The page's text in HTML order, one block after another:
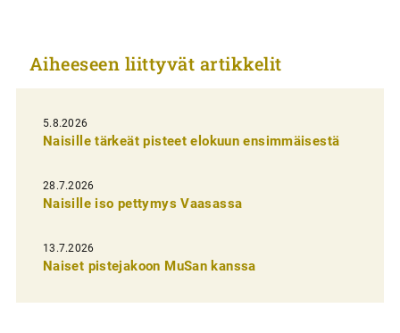
k
e
l
i
e
n
e
Aiheeseen liittyvät artikkelit
5.8.2026
Naisille tärkeät pisteet elokuun ensimmäisestä
28.7.2026
Naisille iso pettymys Vaasassa
13.7.2026
Naiset pistejakoon MuSan kanssa